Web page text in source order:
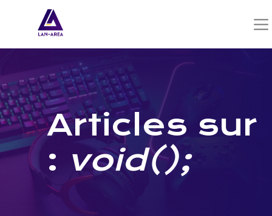
Articles sur
: void();